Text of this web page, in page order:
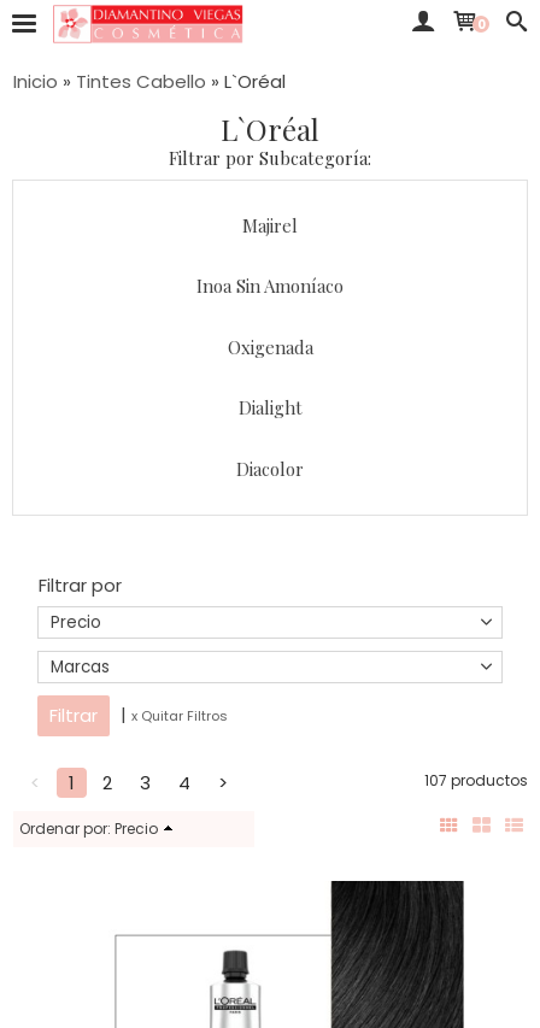
0
Inicio » Tintes Cabello » L`Oréal
L`Oréal
Filtrar por Subcategoría:
Majirel
Inoa Sin Amoníaco
Oxigenada
Dialight
Diacolor
Filtrar por
Precio
Marcas
| x Quitar Filtros
< 1 2 3 4 > 107 productos
Ordenar por: Precio